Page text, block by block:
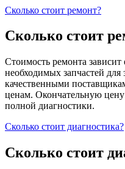
Сколько стоит ремонт?
Сколько стоит
Стоимость ремонта
необходимых запчастей
качественными
ценам. Окончательную цену
полной диагностики.
Сколько стоит диагностика?
Сколько стоит